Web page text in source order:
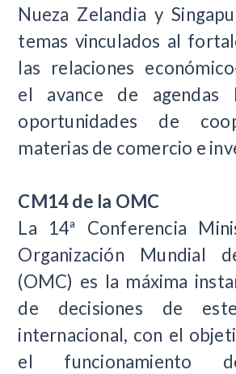
Nueza Zelandia y
temas vinculados al
las relaciones
el avance de agendas
oportunidades de
materias de comercio e
CM14 de la OMC
La 14ª Conferencia
Organización Mundial
(OMC) es la máxima
de decisiones de
internacional, con el
el funcionamiento